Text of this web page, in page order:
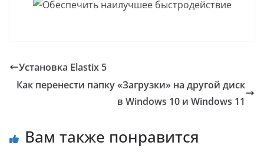
Установка Elastix 5
Как перенести папку «Загрузки» на другой диск
в Windows 10 и Windows 11
Вам также понравится